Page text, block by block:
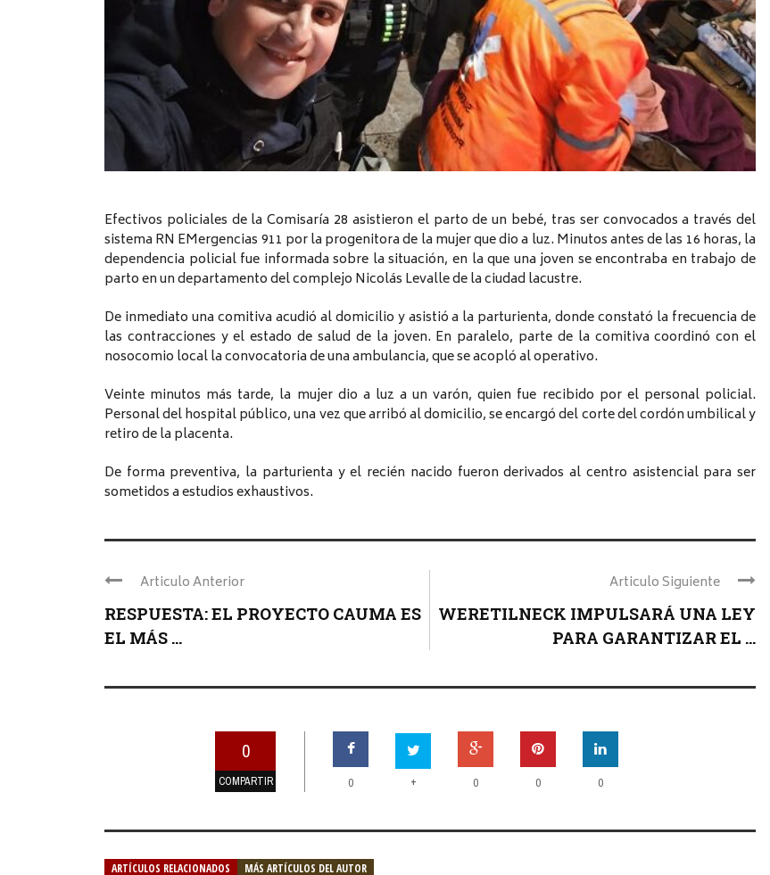
Efectivos policiales de la Comisaría 28 asistieron el parto de un bebé, tras ser convocados a través del
sistema RN EMergencias 911 por la progenitora de la mujer que dio a luz. Minutos antes de las 16 horas, la
dependencia policial fue informada sobre la situación, en la que una joven se encontraba en trabajo de
parto en un departamento del complejo Nicolás Levalle de la ciudad lacustre.
De inmediato una comitiva acudió al domicilio y asistió a la parturienta, donde constató la frecuencia de
las contracciones y el estado de salud de la joven. En paralelo, parte de la comitiva coordinó con el
nosocomio local la convocatoria de una ambulancia, que se acopló al operativo.
Veinte minutos más tarde, la mujer dio a luz a un varón, quien fue recibido por el personal policial.
Personal del hospital público, una vez que arribó al domicilio, se encargó del corte del cordón umbilical y
retiro de la placenta.
De forma preventiva, la parturienta y el recién nacido fueron derivados al centro asistencial para ser
sometidos a estudios exhaustivos.
Articulo Anterior
RESPUESTA: EL PROYECTO CAUMA ES
EL MÁS ...
Articulo Siguiente
WERETILNECK IMPULSARÁ UNA LEY
PARA GARANTIZAR EL ...
0
COMPARTIR 0 + 0 0 0
ARTÍCULOS RELACIONADOS MÁS ARTÍCULOS DEL AUTOR